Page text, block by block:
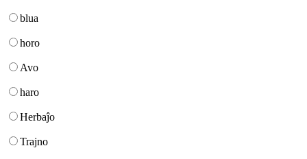
blua
horo
Avo
haro
Herbaĵo
Trajno